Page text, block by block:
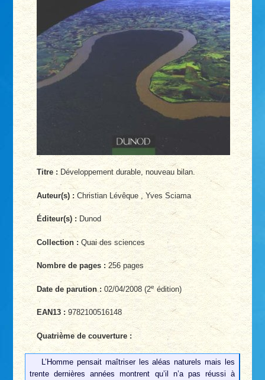
Titre : Développement durable, nouveau bilan.
Auteur(s) :Christian Lévêque , Yves Sciama
Éditeur(s) : Dunod
Collection :Quai des sciences
Nombre de pages :256 pages
Date de parution :02/04/2008 (2eédition)
EAN13 : 9782100516148
Quatrième de couverture :
L’Homme pensait maîtriser les aléas naturels mais les
trente dernières années montrent qu’il n’a pas réussi à